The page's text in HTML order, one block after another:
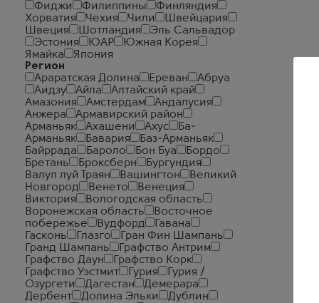
Фиджи
Филиппины
Финляндия
Хорватия
Чехия Чили
Швейцария
Швеция
Шотландия
Эль Сальвадор
Эстония
ЮАР
Южная Корея
Ямайка
Япония
Регион
Араратская Долина
Ереван
Абруа
Аидзу
Айла
Алтайский край
Амазония
Амстердам
Андалусия
Анжера
Армавирский район
Арманьяк
Ахашени Ахус
Ба-
Арманьяк
Бавария
Баз-Арманьяк
Байррада
Бароло Бон Буа
Бордо
Бретань
Броксберн
Бургундия
Валул луй Траян
Вашингтон
Великий
Новгород
Венето
Венеция
Виктория
Вологодская область
Воронежская область
Восточное
побережье
Вудфорд
Гавана
Гасконь
Глазго
Гран Фин Шампань
Гранд Шампань
Графство Антрим
Графство Даун
Графство Корк
Графство Уэстмит
Гурия
Гурия /
Озургети
Дагестан
Демерара
Дербент
Долина Эльки
Дублин